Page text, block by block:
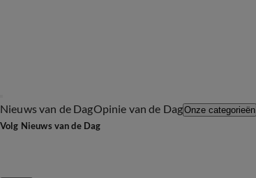
Nieuws van de DagOpinie van de DagOnze categorieën
Volg Nieuws van de Dag